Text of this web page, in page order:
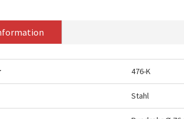
476-K
Stahl